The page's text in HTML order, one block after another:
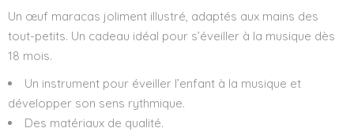
Un œuf maracas joliment illustré, adaptés aux mains des
tout-petits. Un cadeau idéal pour s’éveiller à la musique dès
18 mois.
Un instrument pour éveiller l’enfant à la musique et
développer son sens rythmique.
Des matériaux de qualité.